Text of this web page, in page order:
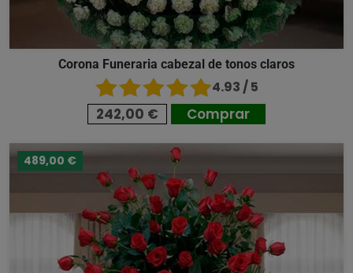
Corona Funeraria cabezal de tonos claros
4.93 / 5
242,00 € Comprar
489,00 €